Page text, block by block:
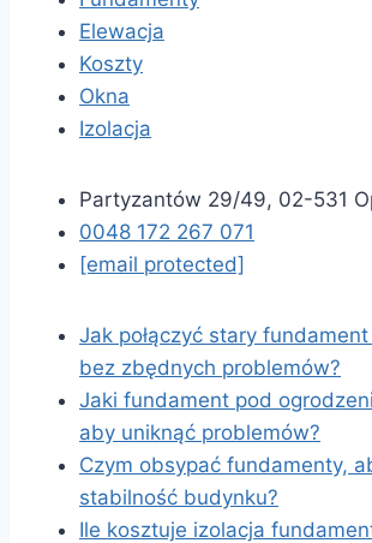
Elewacja
Koszty
Okna
Izolacja
Partyzantów 29/49, 02-531
0048 172 267 071
[email protected]
Jak połączyć stary
bez zbędnych problemów?
Jaki fundament pod
aby uniknąć problemów?
Czym obsypać fundamenty,
stabilność budynku?
Ile kosztuje izolacja